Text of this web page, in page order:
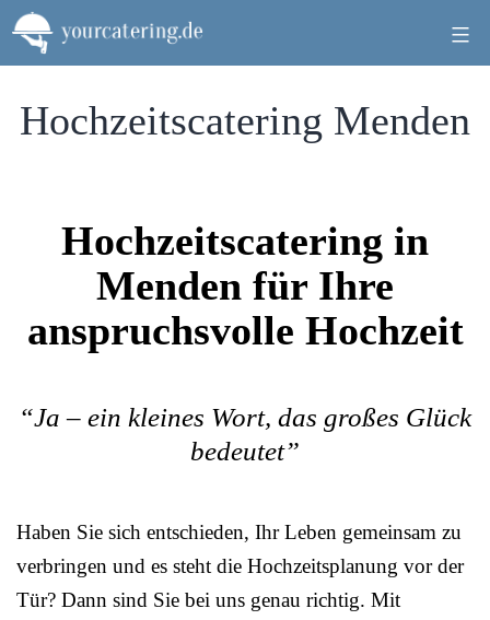
Zum
Inhalt
springen
Hochzeitscatering Menden
Hochzeitscatering in
Menden für Ihre
anspruchsvolle Hochzeit
“Ja – ein kleines Wort, das großes Glück
bedeutet”
Haben Sie sich entschieden, Ihr Leben gemeinsam zu
verbringen und es steht die Hochzeitsplanung vor der
Tür? Dann sind Sie bei uns genau richtig. Mit